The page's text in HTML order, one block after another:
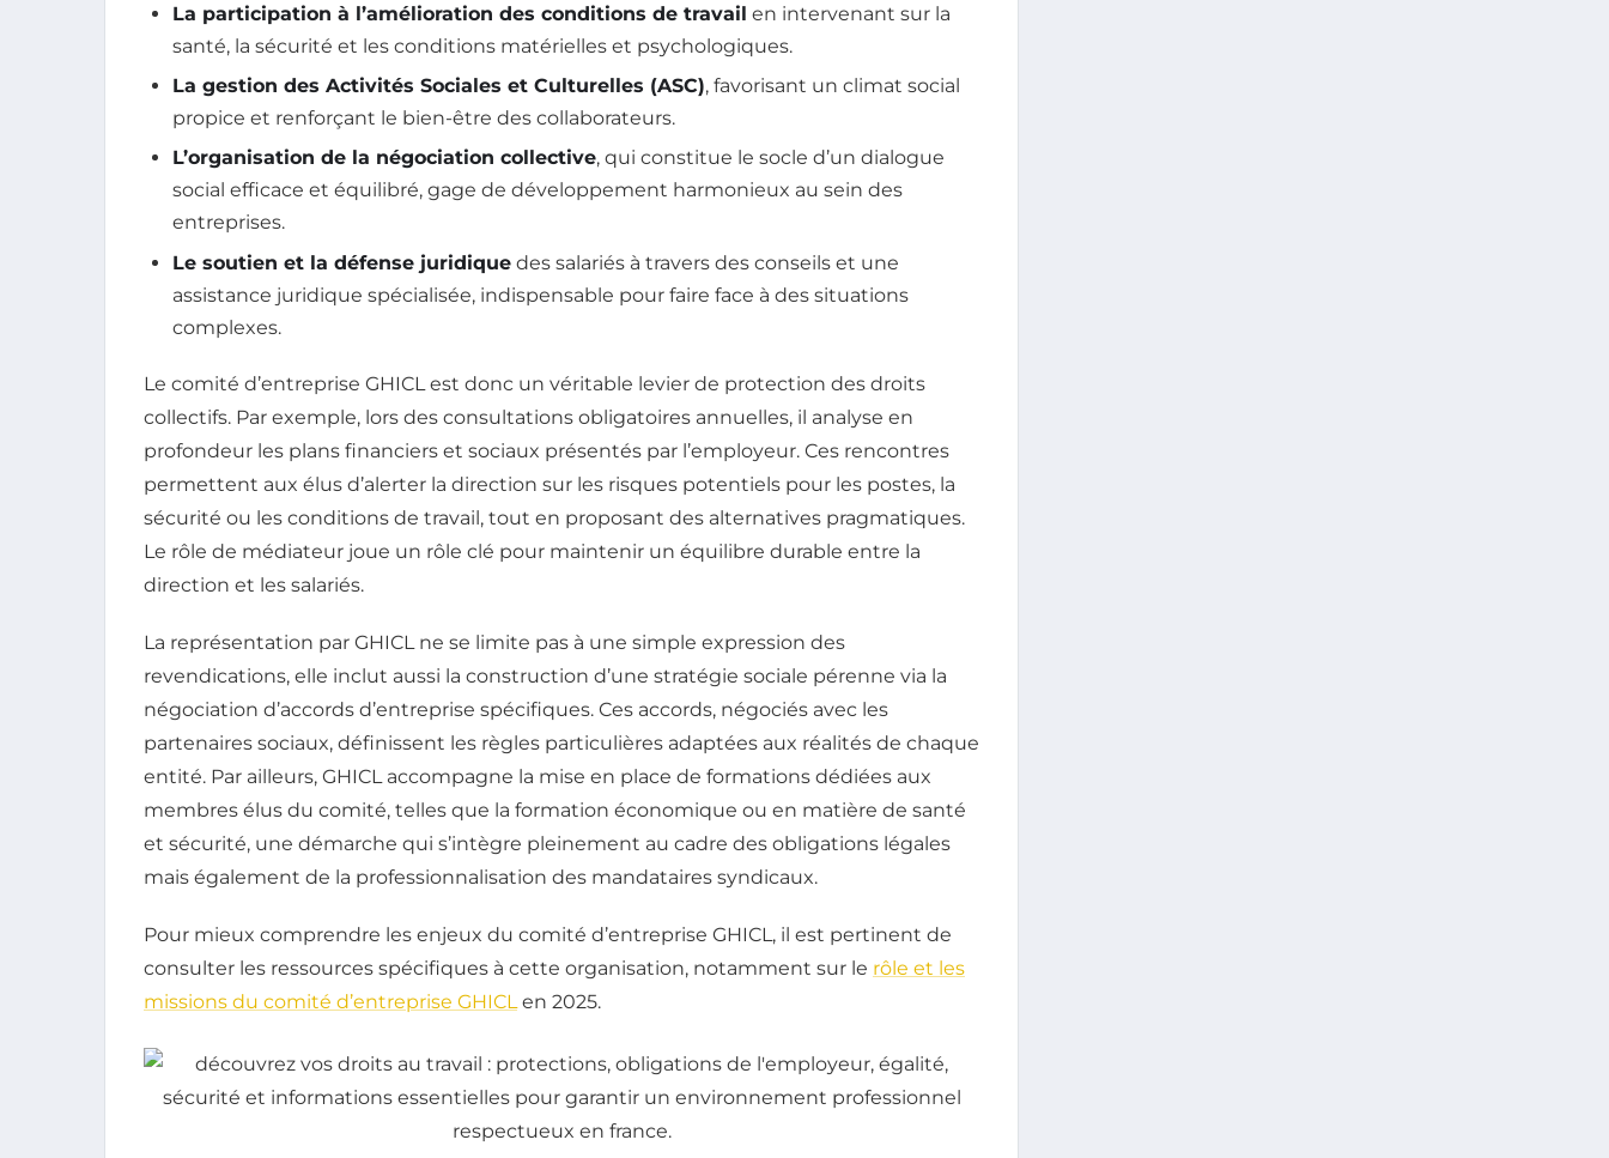
La participation à l’amélioration des conditions de travail en intervenant sur la
santé, la sécurité et les conditions matérielles et psychologiques.
La gestion des Activités Sociales et Culturelles (ASC), favorisant un climat social
propice et renforçant le bien-être des collaborateurs.
L’organisation de la négociation collective, qui constitue le socle d’un dialogue
social efficace et équilibré, gage de développement harmonieux au sein des
entreprises.
Le soutien et la défense juridique des salariés à travers des conseils et une
assistance juridique spécialisée, indispensable pour faire face à des situations
complexes.
Le comité d’entreprise GHICL est donc un véritable levier de protection des droits
collectifs. Par exemple, lors des consultations obligatoires annuelles, il analyse en
profondeur les plans financiers et sociaux présentés par l’employeur. Ces rencontres
permettent aux élus d’alerter la direction sur les risques potentiels pour les postes, la
sécurité ou les conditions de travail, tout en proposant des alternatives pragmatiques.
Le rôle de médiateur joue un rôle clé pour maintenir un équilibre durable entre la
direction et les salariés.
La représentation par GHICL ne se limite pas à une simple expression des
revendications, elle inclut aussi la construction d’une stratégie sociale pérenne via la
négociation d’accords d’entreprise spécifiques. Ces accords, négociés avec les
partenaires sociaux, définissent les règles particulières adaptées aux réalités de chaque
entité. Par ailleurs, GHICL accompagne la mise en place de formations dédiées aux
membres élus du comité, telles que la formation économique ou en matière de santé
et sécurité, une démarche qui s’intègre pleinement au cadre des obligations légales
mais également de la professionnalisation des mandataires syndicaux.
Pour mieux comprendre les enjeux du comité d’entreprise GHICL, il est pertinent de
consulter les ressources spécifiques à cette organisation, notamment sur le rôle et les
missions du comité d’entreprise GHICLen 2025.